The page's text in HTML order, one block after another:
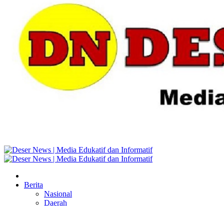
Berita
Nasional
Daerah